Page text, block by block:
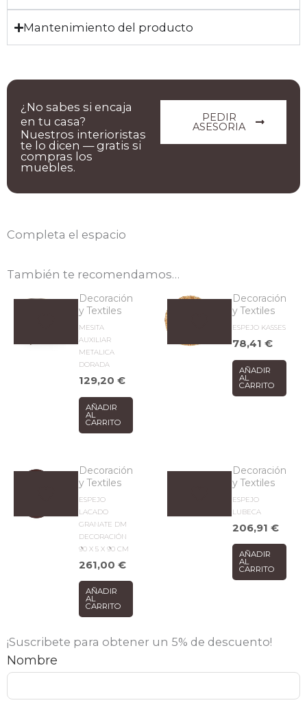
Mantenimiento del producto
PEDIR
ASESORIA
¿No sabes si encaja
en tu casa?
Nuestros interioristas
te lo dicen — gratis si
compras los
muebles.
Completa el espacio
También te recomendamos…
Decoración
y Textiles
MESITA
AUXILIAR
METALICA
DORADA
129,20€
AÑADIR
AL
CARRITO
Decoración
y Textiles
ESPEJO KASSES
78,41€
AÑADIR
AL
CARRITO
Decoración
y Textiles
ESPEJO
LACADO
GRANATE DM
DECORACIÓN
90 X 5 X 90 CM
261,00€
AÑADIR
AL
CARRITO
Decoración
y Textiles
ESPEJO
LUBECA
206,91€
AÑADIR
AL
CARRITO
¡Suscribete para obtener un 5% de descuento!
Nombre